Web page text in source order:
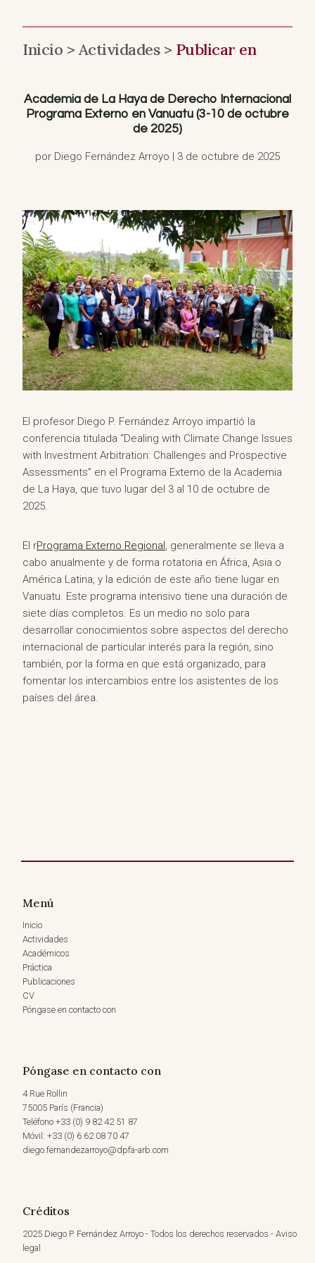
Inicio >Actividades > Publicar en
Academia de La Haya de Derecho Internacional
Programa Externo en Vanuatu (3-10 de octubre
de 2025)
por Diego Fernández Arroyo | 3 de octubre de 2025
El profesor Diego P. Fernández Arroyo impartió la
conferencia titulada “Dealing with Climate Change Issues
with Investment Arbitration: Challenges and Prospective
Assessments” en el Programa Externo de la Academia
de La Haya, que tuvo lugar del 3 al 10 de octubre de
2025.
El rPrograma Externo Regional, generalmente se lleva a
cabo anualmente y de forma rotatoria en África, Asia o
América Latina, y la edición de este año tiene lugar en
Vanuatu. Este programa intensivo tiene una duración de
siete días completos. Es un medio no solo para
desarrollar conocimientos sobre aspectos del derecho
internacional de particular interés para la región, sino
también, por la forma en que está organizado, para
fomentar los intercambios entre los asistentes de los
países del área.
Menú
Inicio
Actividades
Académicos
Práctica
Publicaciones
CV
Póngase en contacto con
Póngase en contacto con
4 Rue Rollin
75005 París (Francia)
Teléfono +33 (0) 9 82 42 51 87
Móvil: +33 (0) 6 62 08 70 47
diego.fernandezarroyo@dpfa-arb.com
Créditos
2025 Diego P. Fernández Arroyo - Todos los derechos reservados - Aviso
legal